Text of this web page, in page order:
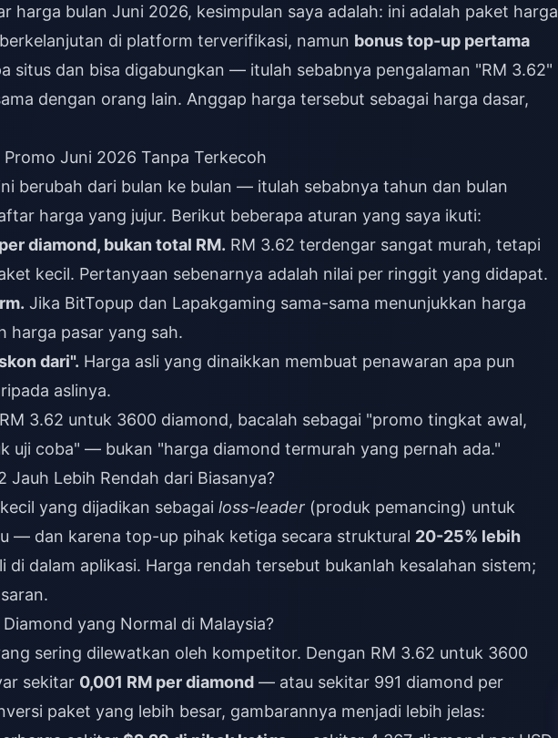
harga bulan Juni 2026, kesimpulan saya adalah: ini adalah paket harga
di platform terverifikasi, namun bonus top-up pertama
situs dan bisa digabungkan — itulah sebabnya pengalaman "RM 3.62"
dengan orang lain. Anggap harga tersebut sebagai harga dasar,
Juni 2026 Tanpa Terkecoh
berubah dari bulan ke bulan — itulah sebabnya tahun dan bulan
harga yang jujur. Berikut beberapa aturan yang saya ikuti:
diamond, bukan total RM. RM 3.62 terdengar sangat murah, tetapi
kecil. Pertanyaan sebenarnya adalah nilai per ringgit yang didapat.
Jika BitTopup dan Lapakgaming sama-sama menunjukkan harga
harga pasar yang sah.
dari". Harga asli yang dinaikkan membuat penawaran apa pun
aslinya.
3.62 untuk 3600 diamond, bacalah sebagai "promo tingkat awal,
uji coba" — bukan "harga diamond termurah yang pernah ada."
Jauh Lebih Rendah dari Biasanya?
yang dijadikan sebagai loss-leader (produk pemancing) untuk
— dan karena top-up pihak ketiga secara struktural 20-25% lebih
di dalam aplikasi. Harga rendah tersebut bukanlah kesalahan sistem;
yang Normal di Malaysia?
sering dilewatkan oleh kompetitor. Dengan RM 3.62 untuk 3600
sekitar 0,001 RM per diamond — atau sekitar 991 diamond per
paket yang lebih besar, gambarannya menjadi lebih jelas: